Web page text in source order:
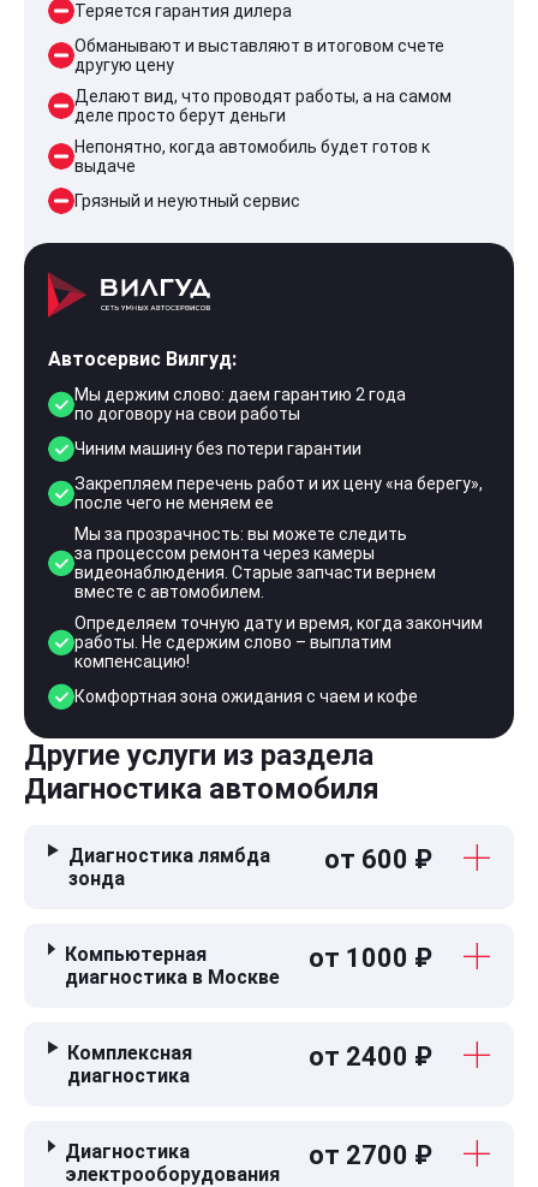
Теряется гарантия дилера
Обманывают и выставляют в итоговом счете
другую цену
Делают вид, что проводят работы, а на самом
деле просто берут деньги
Непонятно, когда автомобиль будет готов к
выдаче
Грязный и неуютный сервис
Автосервис Вилгуд:
Мы держим слово: даем гарантию 2 года
по договору на свои работы
Чиним машину без потери гарантии
Закрепляем перечень работ и их цену «на берегу»,
после чего не меняем ее
Мы за прозрачность: вы можете следить
за процессом ремонта через камеры
видеонаблюдения. Старые запчасти вернем
вместе с автомобилем.
Определяем точную дату и время, когда закончим
работы. Не сдержим слово – выплатим
компенсацию!
Комфортная зона ожидания с чаем и кофе
Другие услуги из раздела
Диагностика автомобиля
Диагностика лямбда
зонда
от 600 ₽
Компьютерная
диагностика в Москве
от 1000 ₽
Комплексная
диагностика
от 2400 ₽
Диагностика
электрооборудования
от 2700 ₽